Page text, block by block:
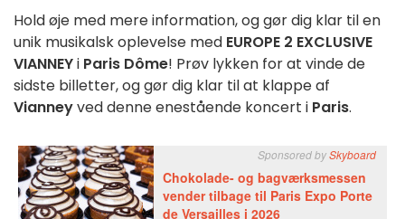
Hold øje med mere information, og gør dig klar til en
unik musikalsk oplevelse med EUROPE 2 EXCLUSIVE
VIANNEYi Paris Dôme! Prøv lykken for at vinde de
sidste billetter, og gør dig klar til at klappe af
Vianneyved denne enestående koncert i Paris.